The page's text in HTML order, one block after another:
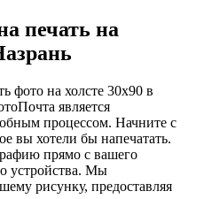
печать на
фото на холсте 30х90 в
является
процессом. Начните с
вы хотели бы напечатать.
прямо с вашего
устройства. Мы
рисунку, предоставляя